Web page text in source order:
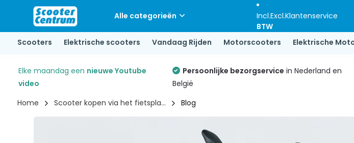
Alle categorieën Incl.Excl.
BTW
Klantenservice
Scooters Elektrische scooters Vandaag Rijden Motorscooters Elektrische
Elke maandag een nieuwe Youtube
video
Persoonlijke bezorgservice in Nederland en
België
Home Scooter kopen via het fietspla... Blog